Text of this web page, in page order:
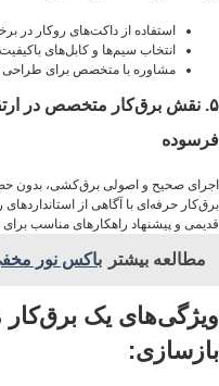
استفاده از داکت‌های روکار در
انتخاب سیم‌ها و کابل‌های
مشاوره با متخصص برای طراحی
۵. نقش برق‌کار متخصص در
فرسوده
اجرای صحیح و اصولی برق‌کشی، بدون
برق‌کار حرفه‌ای با آگاهی از
قدیمی و پیشنهاد راهکارهای مناسب برای
مطالعه بیشتر باکس نور
ویژگی‌های یک
بازسازی: